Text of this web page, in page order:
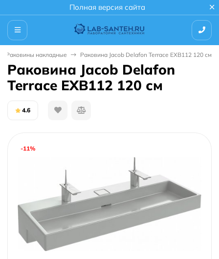
Полная версия сайта
Раковины накладные Раковина Jacob Delafon Terrace EXB112 120 см
Раковина Jacob Delafon
Terrace EXB112 120 см
4.6
-11%